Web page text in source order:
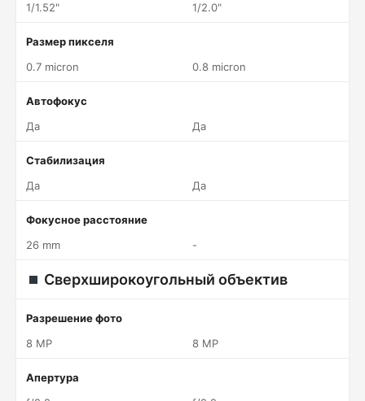
1/1.52"
1/2.0"
Размер пикселя
0.7 micron
0.8 micron
Автофокус
Да
Да
Стабилизация
Да
Да
Фокусное расстояние
26 mm
-
Сверхширокоугольный объектив
Разрешение фото
8 MP
8 MP
Апертура